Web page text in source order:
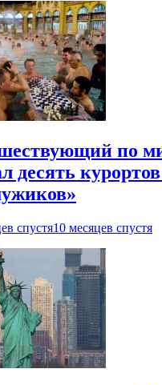
по
десять
спустя10 месяцев спустя